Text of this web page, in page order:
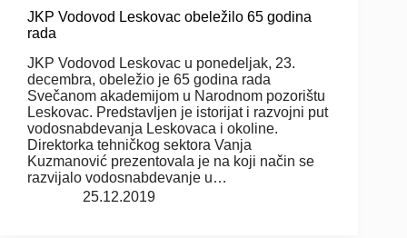
JKP Vodovod Leskovac obeležilo 65 godina
rada
JKP Vodovod Leskovac u ponedeljak, 23.
decembra, obeležio je 65 godina rada
Svečanom akademijom u Narodnom pozorištu
Leskovac. Predstavljen je istorijat i razvojni put
vodosnabdevanja Leskovaca i okoline.
Direktorka tehničkog sektora Vanja
Kuzmanović prezentovala je na koji način se
razvijalo vodosnabdevanje u…
25.12.2019